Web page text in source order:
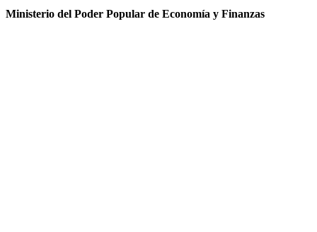
Ministerio del Poder Popular de Economía y Finanzas